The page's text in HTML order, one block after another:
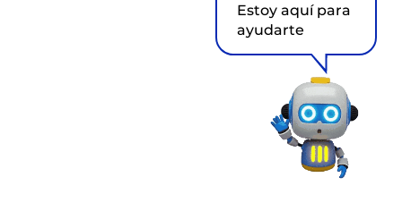
Estoy aquí para
ayudarte